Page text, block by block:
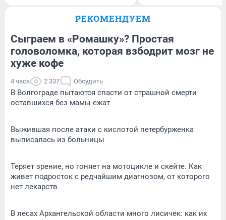
РЕКОМЕНДУЕМ
Сыграем в «Ромашку»? Простая
головоломка, которая взбодрит мозг не
хуже кофе
4 часа 2 337 Обсудить
В Волгограде пытаются спасти от страшной смерти
оставшихся без мамы ежат
Выжившая после атаки с кислотой петербурженка
выписалась из больницы
Теряет зрение, но гоняет на мотоцикле и скейте. Как
живет подросток с редчайшим диагнозом, от которого
нет лекарств
В лесах Архангельской области много лисичек: как их